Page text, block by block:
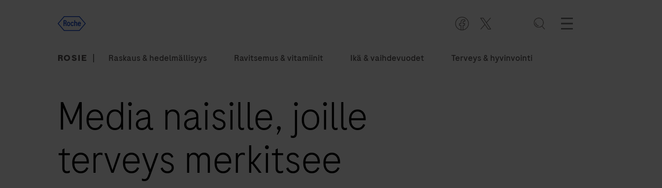
ROSIE Raskaus & hedelmällisyys Ravitsemus & vitamiinit Ikä & vaihdevuodet Terveys & hyvinvointi
Media naisille, joille
terveys merkitsee